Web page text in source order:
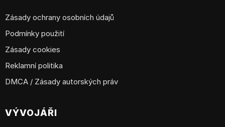
Zásady ochrany osobních údajů
Podmínky použití
Zásady cookies
Reklamní politika
DMCA / Zásady autorských práv
VÝVOJÁŘI